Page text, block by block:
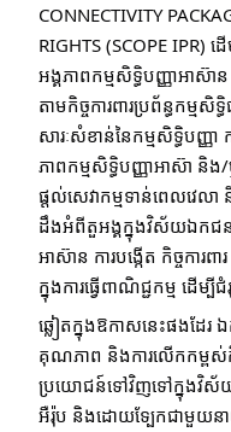
CONNECTIVITY
RIGHTS (SCOPE IPR)
អង្គភាពកម្មសិទ្ធិបញ្ញាអាស៊ា
តាមកិច្ចការពារប្រព័ន្ធកម្
សារៈសំខាន់នៃកម្មសិទ្ធិបញ្ញា
ភាពកម្មសិទ្ធិបញ្ញាអាស៊ា និង/
ផ្តល់សេវាកម្មទាន់ពេលវេ
ដឹងអំពីតួអង្គក្នុងវិស័យឯកជន
អាស៊ាន ការបង្កើត កិច្ចការ
ក្នុងការធ្វើពាណិជ្ជកម្ម ដើ
ឆ្លៀតក្នុងឱកាសនេះផងដែរ
គុណភាព និងការលើកកម្ពស់
ប្រយោជន៍ទៅវិញទៅក្នុងវិស័
អឺរ៉ុប និងដោយទ្បែកជាមួយនា